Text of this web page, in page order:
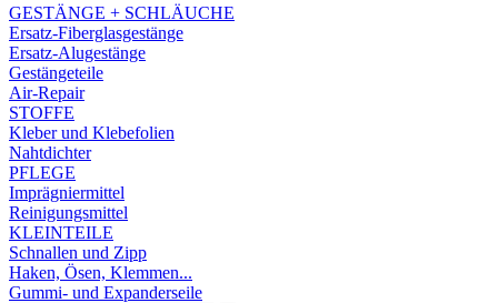
GESTÄNGE + SCHLÄUCHE
Ersatz-Fiberglasgestänge
Ersatz-Alugestänge
Gestängeteile
Air-Repair
STOFFE
Kleber und Klebefolien
Nahtdichter
PFLEGE
Imprägniermittel
Reinigungsmittel
KLEINTEILE
Schnallen und Zipp
Haken, Ösen, Klemmen...
Gummi- und Expanderseile